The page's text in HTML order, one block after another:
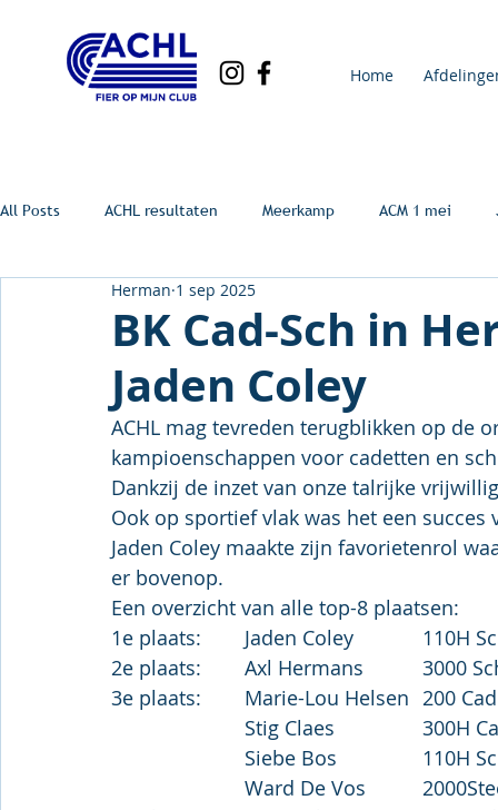
Home
All Posts ACHL resultaten Meerkamp ACM 1 mei
BK Cad-Sch in
Jaden Coley
Herman 1 sep 2025
ACHL mag tevreden terugblikken op de
kampioenschappen voor cadetten en
Dankzij de inzet van onze talrijke
Ook op sportief vlak was het een succes
Jaden Coley maakte zijn favorietenrol
er bovenop.
Een overzicht van alle top-8 plaatsen: